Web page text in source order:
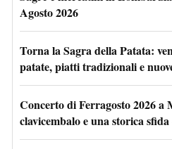
Agosto 2026
Torna la Sagra della Patata:
patate, piatti tradizionali e
Concerto di Ferragosto 2026 a
clavicembalo e una storica